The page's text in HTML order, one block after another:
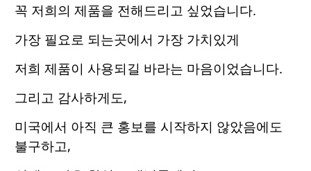
꼭 저희의 제품을 전해드리고 싶었습니다.
가장 필요로 되는곳에서 가장 가치있게
저희 제품이 사용되길 바라는 마음이었습니다.
그리고 감사하게도,
미국에서 아직 큰 홍보를 시작하지 않았음에도
불구하고,